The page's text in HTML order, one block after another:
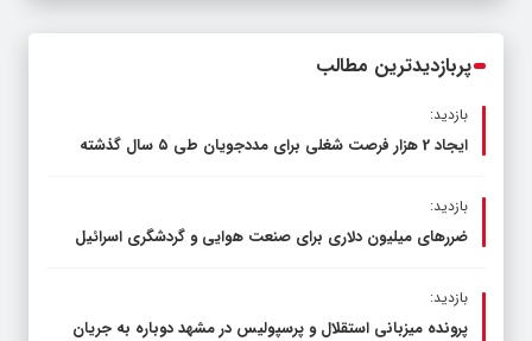
پربازدیدترین مطالب
بازدید:
ایجاد 2 هزار فرصت شغلی برای مددجویان طی ۵ سال گذشته
بازدید:
ضررهای میلیون دلاری برای صنعت هوایی و گردشگری اسرائیل
بازدید:
پرونده میزبانی استقلال و پرسپولیس در مشهد دوباره به جریان